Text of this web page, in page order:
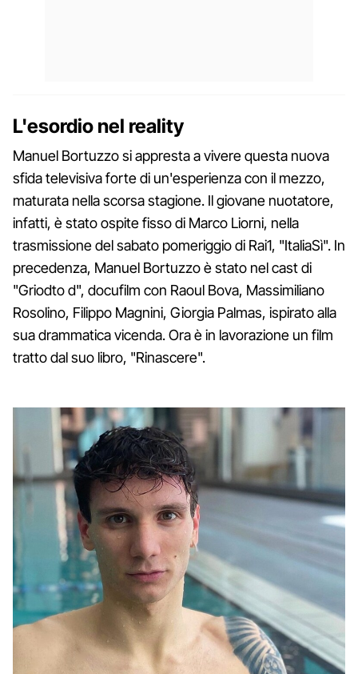
L'esordio nel reality
Manuel Bortuzzo si appresta a vivere questa nuova
sfida televisiva forte di un'esperienza con il mezzo,
maturata nella scorsa stagione. Il giovane nuotatore,
infatti, è stato ospite fisso di Marco Liorni, nella
trasmissione del sabato pomeriggio di Rai1, "ItaliaSì". In
precedenza, Manuel Bortuzzo è stato nel cast di
"Griodto d", docufilm con Raoul Bova, Massimiliano
Rosolino, Filippo Magnini, Giorgia Palmas, ispirato alla
sua drammatica vicenda. Ora è in lavorazione un film
tratto dal suo libro, "Rinascere".